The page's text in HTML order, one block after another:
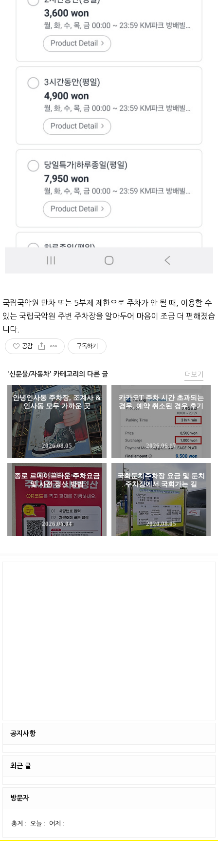
국립국악원 만차 또는 5부제 제한으로 주차가 안 될 때, 이용할 수
있는 국립국악원 주변 주차장을 알아두어 마음이 조금 더 편해졌습
니다.
공감 구독하기
'신문물/자동차' 카테고리의 다른 글
안녕인사동 주차장, 조계사 &
인사동 모두 가까운 곳
2026.08.05
카카오T 주차 시간 초과되는
경우, 예약 취소된 경우 후기
2026.06.17
종로 르메이르타운 주차요금
및 사전 정산 방법
2026.06.04
국회둔치주차장 요금 및 둔치
주차장에서 국회가는 길
2020.08.05
더보기
공지사항
최근 글
방문자
총계 : 오늘 : 어제 :